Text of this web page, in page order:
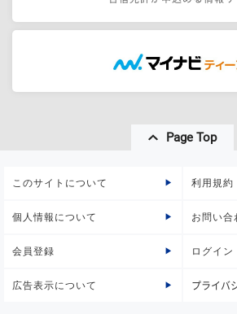
Page Top
このサイトについて 利用規約
個人情報について お問い合
会員登録 ログイン
広告表示について プライバ